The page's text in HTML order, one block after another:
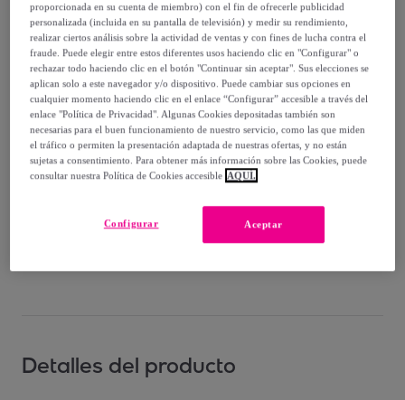
Vendido porEMPRENDIMIENTOS URBANOS
Entrega
Envío gratis
y el17/08
Detalles del producto
proporcionada en su cuenta de miembro) con el fin de ofrecerle publicidad
personalizada (incluida en su pantalla de televisión) y medir su rendimiento,
realizar ciertos análisis sobre la actividad de ventas y con fines de lucha contra el
fraude. Puede elegir entre estos diferentes usos haciendo clic en "Configurar" o
rechazar todo haciendo clic en el botón "Continuar sin aceptar". Sus elecciones se
aplican solo a este navegador y/o dispositivo. Puede cambiar sus opciones en
cualquier momento haciendo clic en el enlace “Configurar” accesible a través del
enlace "Política de Privacidad". Algunas Cookies depositadas también son
necesarias para el buen funcionamiento de nuestro servicio, como las que miden
el tráfico o permiten la presentación adaptada de nuestras ofertas, y no están
sujetas a consentimiento. Para obtener más información sobre las Cookies, puede
consultar nuestra Política de Cookies accesible AQUÍ.
Aceptar
Configurar